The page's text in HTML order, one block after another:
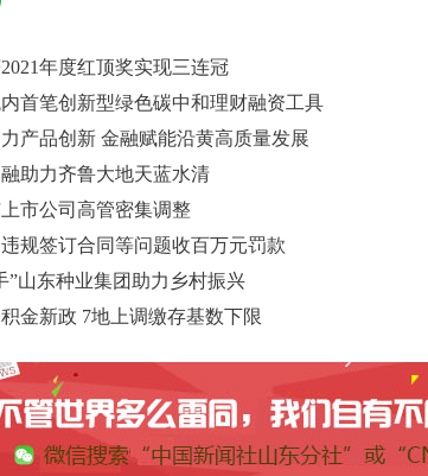
年度红顶奖实现三连冠
首笔创新型绿色碳中和理财融资工具
产品创新 金融赋能沿黄高质量发展
助力齐鲁大地天蓝水清
市公司高管密集调整
规签订合同等问题收百万元罚款
”山东种业集团助力乡村振兴
金新政 7地上调缴存基数下限